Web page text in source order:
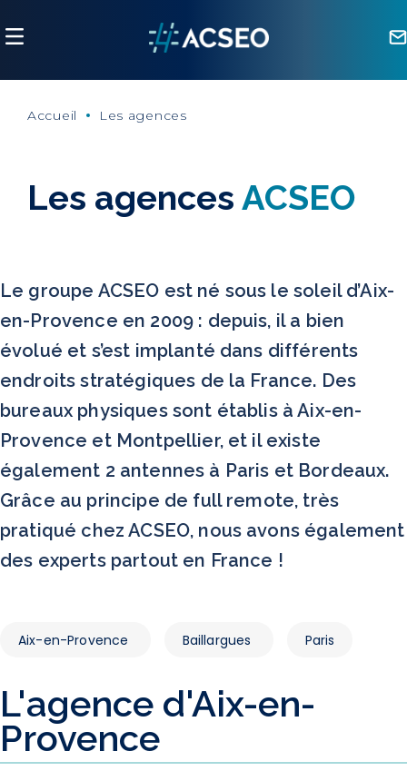
Accueil Les agences
Les agences ACSEO
Le groupe ACSEO est né sous le soleil d’Aix-
en-Provence en 2009 : depuis, il a bien
évolué et s’est implanté dans différents
endroits stratégiques de la France. Des
bureaux physiques sont établis à Aix-en-
Provence et Montpellier, et il existe
également 2 antennes à Paris et Bordeaux.
Grâce au principe de full remote, très
pratiqué chez ACSEO, nous avons également
des experts partout en France !
Aix-en-Provence Baillargues Paris
L'agence d'Aix-en-
Provence